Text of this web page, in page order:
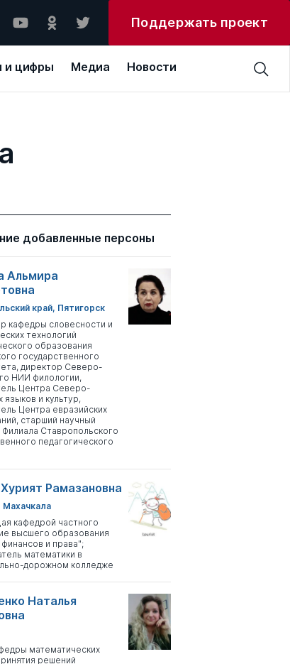
Поддержать проект
и цифры Медиа Новости
добавленные персоны
Альмира
край, Пятигорск
кафедры словесности и
технологий
образования
государственного
директор Северо-
НИИ филологии,
Центра Северо-
языков и культур,
Центра евразийских
старший научный
Филиала Ставропольского
педагогического
Рамазановна
Махачкала
кафедрой частного
высшего образования
и права";
математики в
дорожном колледже
Наталья
математических
решений